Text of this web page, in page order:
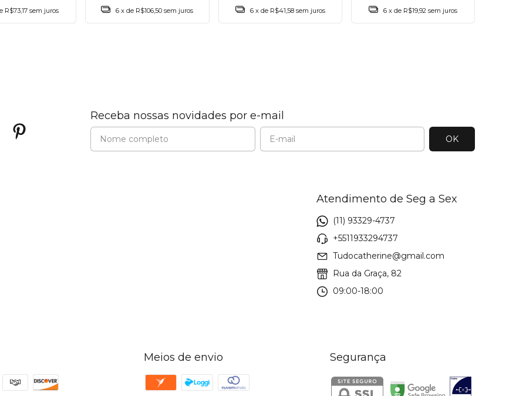
R$73,17 sem juros 6 x de R$106,50 sem juros 6 x de R$41,58 sem juros 6 x de R$19,92 sem juros
Receba nossas novidades por e-mail
Atendimento de Seg a Sex
(11) 93329-4737
+5511933294737
Tudocatherine@gmail.com
Rua da Graça, 82
09:00-18:00
Meios de envio Segurança